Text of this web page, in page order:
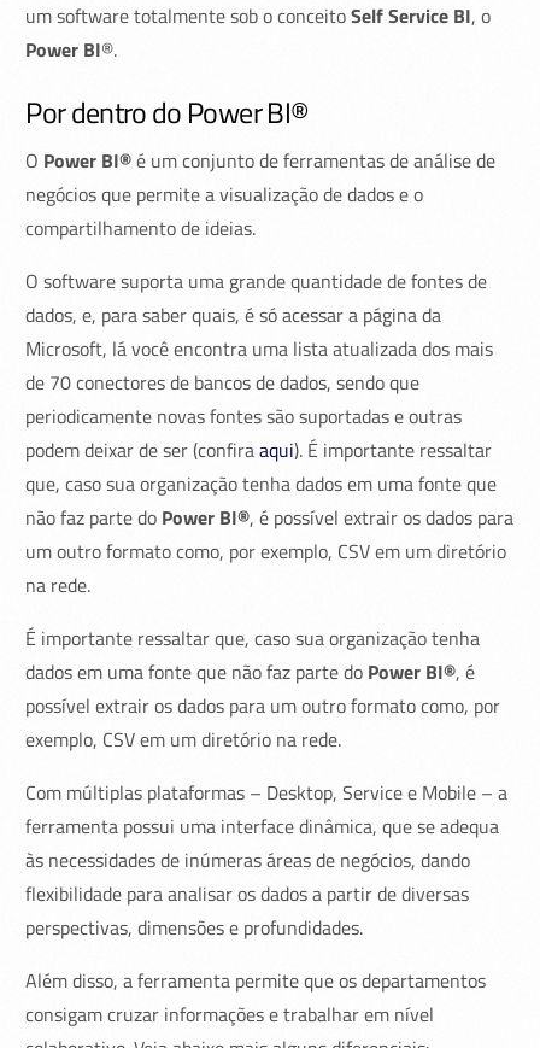
um software totalmente sob o conceitoSelf Service BI, o
Power BI®.
Por dentro do Power BI®
O Power BI®é um conjunto de ferramentas de análise de
negócios que permite a visualização de dados e o
compartilhamento de ideias.
O software suporta uma grande quantidade de fontes de
dados, e, para saber quais, é só acessar a página da
Microsoft, lá você encontra uma lista atualizada dos mais
de 70 conectores de bancos de dados, sendo que
periodicamente novas fontes são suportadas e outras
podem deixar de ser (confiraaqui). É importante ressaltar
que, caso sua organização tenha dados em uma fonte que
não faz parte do Power BI®, é possível extrair os dados para
um outro formato como, por exemplo, CSV em um diretório
na rede.
É importante ressaltar que, caso sua organização tenha
dados em uma fonte que não faz parte do Power BI®, é
possível extrair os dados para um outro formato como, por
exemplo, CSV em um diretório na rede.
Com múltiplas plataformas – Desktop, Service e Mobile – a
ferramenta possui uma interface dinâmica, que se adequa
às necessidades de inúmeras áreas de negócios, dando
flexibilidade para analisar os dados a partir de diversas
perspectivas, dimensões e profundidades.
Além disso, a ferramenta permite que os departamentos
consigam cruzar informações e trabalhar em nível